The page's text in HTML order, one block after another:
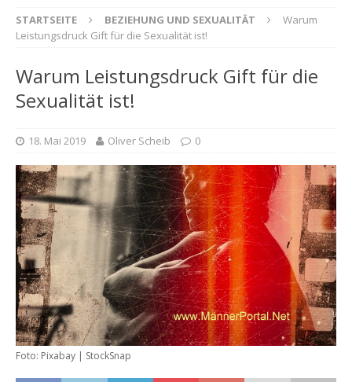
STARTSEITE BEZIEHUNG UND SEXUALITÄT
Warum
Leistungsdruck Gift für die Sexualität ist!
Warum Leistungsdruck Gift für die
Sexualität ist!
18. Mai 2019 Oliver Scheib 0
Foto: Pixabay | StockSnap